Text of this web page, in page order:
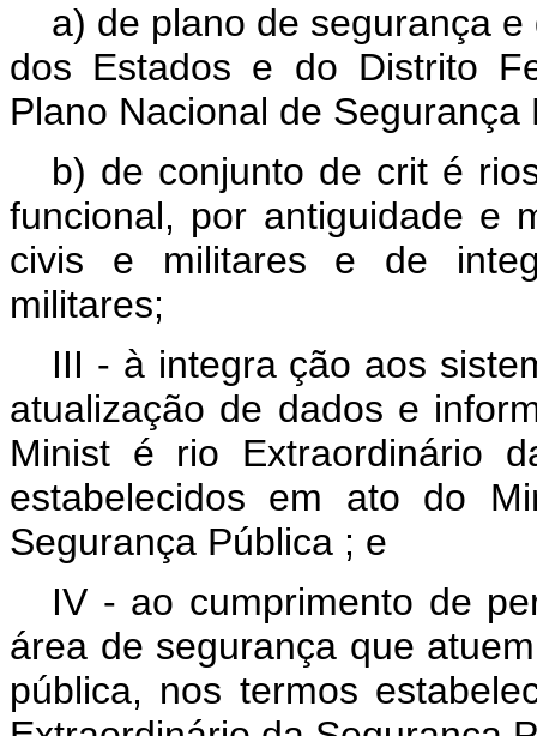
a) de plano de segurança
dos Estados e do Distrito
Plano Nacional de Segurança
b) de conjunto de crit é
funcional, por antiguidade e
civis e militares e de
militares;
III - à integra ção aos
atualização de dados e
Minist é rio Extraordinário
estabelecidos em ato do
Segurança Pública ; e
IV - ao cumprimento de
área de segurança que
pública, nos termos